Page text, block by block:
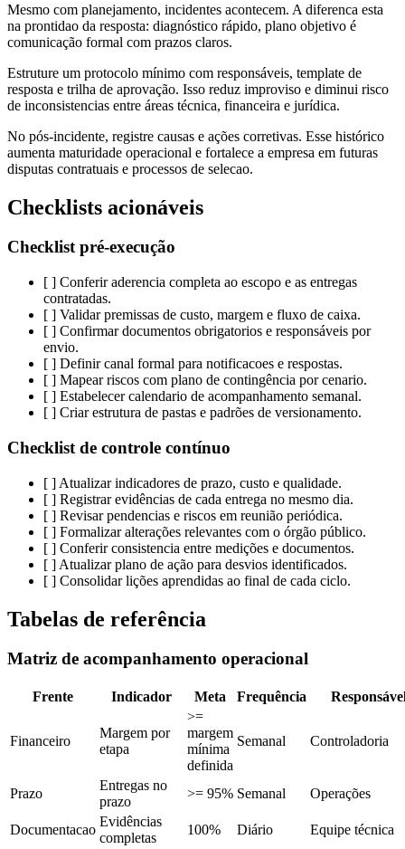
Mesmo com planejamento, incidentes acontecem. A diferenca esta
na prontidao da resposta: diagnóstico rápido, plano objetivo é
comunicação formal com prazos claros.
Estruture um protocolo mínimo com responsáveis, template de
resposta e trilha de aprovação. Isso reduz improviso e diminui risco
de inconsistencias entre áreas técnica, financeira e jurídica.
No pós-incidente, registre causas e ações corretivas. Esse histórico
aumenta maturidade operacional e fortalece a empresa em futuras
disputas contratuais e processos de selecao.
Checklists acionáveis
Checklist pré-execução
[ ] Conferir aderencia completa ao escopo e as entregas
contratadas.
[ ] Validar premissas de custo, margem e fluxo de caixa.
[ ] Confirmar documentos obrigatorios e responsáveis por
envio.
[ ] Definir canal formal para notificacoes e respostas.
[ ] Mapear riscos com plano de contingência por cenario.
[ ] Estabelecer calendario de acompanhamento semanal.
[ ] Criar estrutura de pastas e padrões de versionamento.
Checklist de controle contínuo
[ ] Atualizar indicadores de prazo, custo e qualidade.
[ ] Registrar evidências de cada entrega no mesmo dia.
[ ] Revisar pendencias e riscos em reunião periódica.
[ ] Formalizar alterações relevantes com o órgão público.
[ ] Conferir consistencia entre medições e documentos.
[ ] Atualizar plano de ação para desvios identificados.
[ ] Consolidar lições aprendidas ao final de cada ciclo.
Tabelas de referência
Matriz de acompanhamento operacional
Frente Indicador Meta Frequência
Financeiro
Margem por
etapa
>=
margem
mínima
definida
Semanal Controladoria
Prazo
Entregas no
prazo
>= 95% Semanal Operações
Documentacao
Evidências
completas
100% Diário Equipe técnica